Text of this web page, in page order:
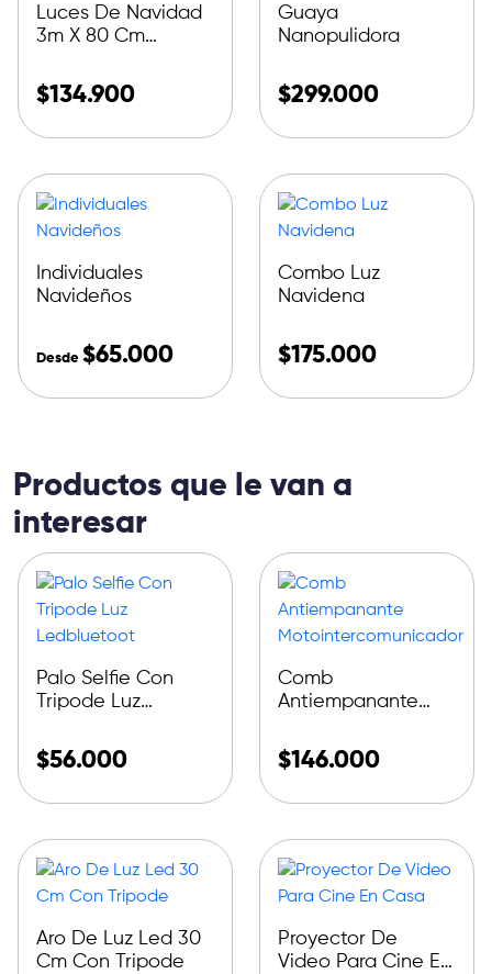
Luces De Navidad
3m X 80 Cm
$134.900
Guaya
Nanopulidora
$299.000
Individuales
Navideños
Desde $65.000
Combo Luz
Navidena
$175.000
Productos que le van a
interesar
Palo Selfie Con
Tripode Luz
$56.000
Comb
Antiempanante
$146.000
Aro De Luz Led 30
Cm Con Tripode
Proyector De
Video Para Cine En